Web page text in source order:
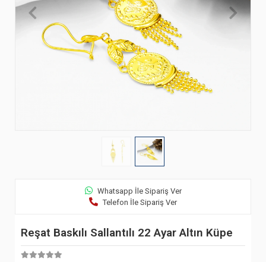
Whatsapp İle Sipariş Ver
Telefon İle Sipariş Ver
Reşat Baskılı Sallantılı 22 Ayar Altın Küpe